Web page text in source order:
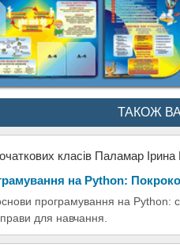
ТАКОЖ
класів Паламар Ірина
на Python:
програмування на Python:
для навчання.